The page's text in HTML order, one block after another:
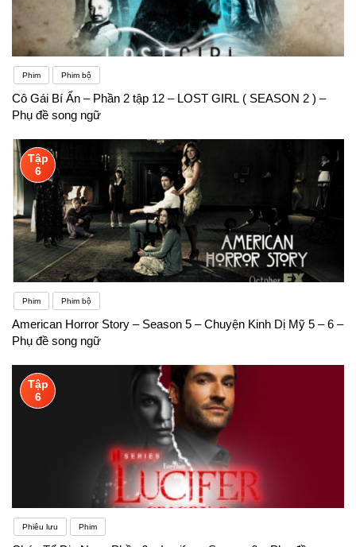
Phim Phim bộ
Cô Gái Bí Ẩn – Phần 2 tập 12 – LOST GIRL ( SEASON 2 ) –
Phụ đề song ngữ
Tập
6
Phim Phim bộ
American Horror Story – Season 5 – Chuyện Kinh Dị Mỹ 5 – 6 –
Phụ đề song ngữ
Tập
6
Phiêu lưu Phim